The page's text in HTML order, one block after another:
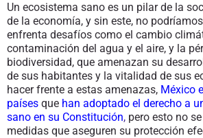
Un ecosistema sano es un pilar de la
de la economía, y sin este, no
enfrenta desafíos como el cambio
contaminación del agua y el aire, y la
biodiversidad, que amenazan su
de sus habitantes y la vitalidad de sus
hacer frente a estas amenazas, México
países que han adoptado el derecho a
sano en su Constitución, pero esto no
medidas que aseguren su protección